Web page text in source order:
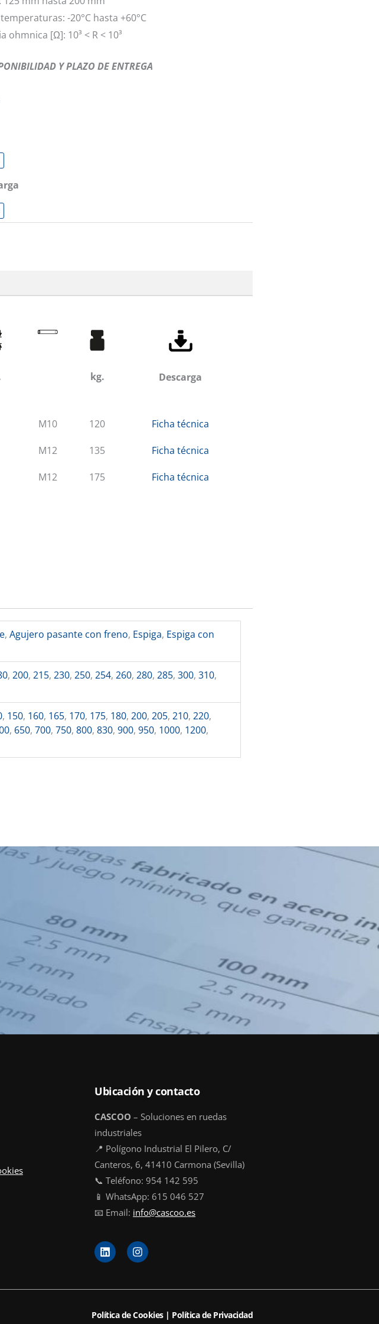
-20°C hasta +60°C
ohmnica [Ω]: 10³ < R < 10³
Y PLAZO DE ENTREGA
kg. Descarga
M10 120 Ficha técnica
M12 135 Ficha técnica
M12 175 Ficha técnica
,Agujero pasante con freno, Espiga, Espiga con
,200,215,230,250,254,260,280,285,300,310,
, 150, 160, 165, 170, 175, 180,200,205,210,220,
, 650,700,750,800,830,900,950, 1000, 1200,
Ubicación y contacto
CASCOO – Soluciones en ruedas
industriales
📍 Polígono Industrial El Pilero, C/
Canteros, 6, 41410 Carmona (Sevilla)
📞 Teléfono: 954 142 595
📱 WhatsApp: 615 046 527
📧 Email: info@cascoo.es
L
i
n
e
i
n
I
n
s
a
r
a
Política de Cookies| Política de Privacidad